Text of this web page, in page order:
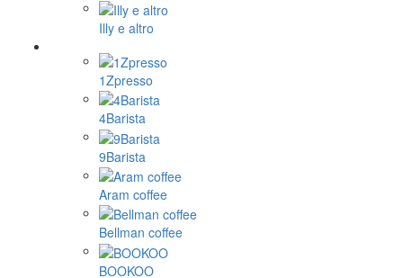
Illy e altro
1Zpresso
4Barista
9Barista
Aram coffee
Bellman coffee
BOOKOO